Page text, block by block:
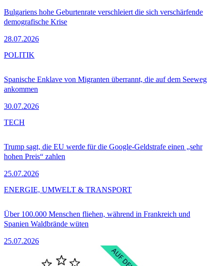
Bulgariens hohe Geburtenrate verschleiert die sich verschärfende
demografische Krise
28.07.2026
Spanische Enklave von Migranten überrannt, die auf dem Seeweg
ankommen
30.07.2026
POLITIK
Trump sagt, die EU werde für die Google-Geldstrafe einen „sehr
hohen Preis“ zahlen
25.07.2026
TECH
Über 100.000 Menschen fliehen, während in Frankreich und
Spanien Waldbrände wüten
25.07.2026
ENERGIE, UMWELT & TRANSPORT